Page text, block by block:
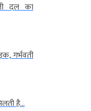
दल का
गर्भवती
है...